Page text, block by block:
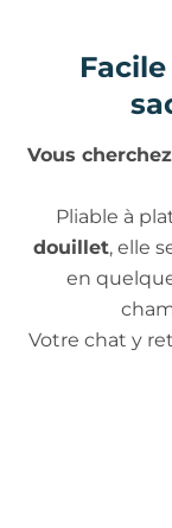
Vous
Pliable à
douillet, elle
en
Votre chat y